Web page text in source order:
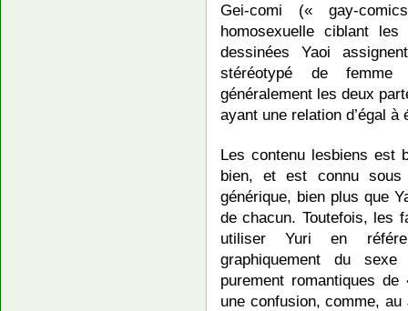
Gei-comi (« gay-
homosexuelle ciblant
dessinées Yaoi
stéréotypé de femme
généralement les deux
ayant une relation d’égal à
Les contenu lesbiens est
bien, et est connu
générique, bien plus que
de chacun. Toutefois, les
utiliser Yuri en
graphiquement du
purement romantiques
une confusion, comme,